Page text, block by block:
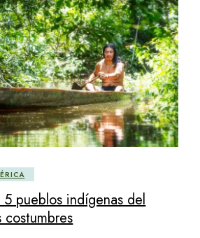
pueblos indígenas del
costumbres